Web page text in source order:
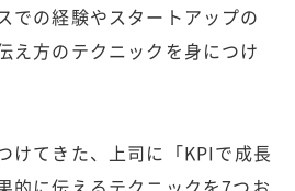
での経験やスタートアップの
え方のテクニックを身につけ
けてきた、上司に「KPIで成長